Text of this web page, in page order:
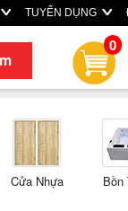
TUYỂN DỤNG
0
Cửa Nhựa Bồn